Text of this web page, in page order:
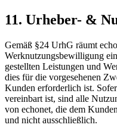
11. Urheber- &
Gemäß §24 UrhG räumt
Werknutzungsbewilligung
gestellten Leistungen und
dies für die vorgesehenen
Kunden erforderlich ist.
vereinbart ist, sind alle
von echonet, die dem
und nicht ausschließlich.